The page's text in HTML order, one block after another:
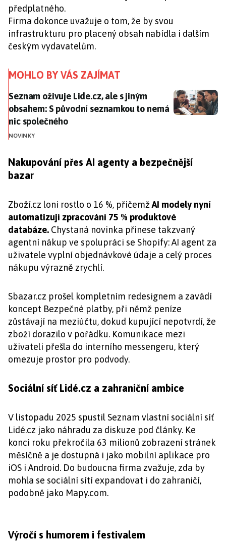
předplatného.
Firma dokonce uvažuje o tom, že by svou
infrastrukturu pro placený obsah nabídla i dalším
českým vydavatelům.
MOHLO BY VÁS ZAJÍMAT
Seznam oživuje Lide.cz, ale s jiným obsahem: S
Seznam oživuje Lide.cz, ale s jiným
obsahem: S původní seznamkou to nemá
nic společného
NOVINKY
Nakupování přes AI agenty a bezpečnější
bazar
Zboží.cz loni rostlo o 16 %, přičemžAI modely nyní
automatizují zpracování 75 % produktové
databáze. Chystaná novinka přinese takzvaný
agentní nákup ve spolupráci se Shopify: AI agent za
uživatele vyplní objednávkové údaje a celý proces
nákupu výrazně zrychlí.
Sbazar.cz prošel kompletním redesignem a zavádí
koncept Bezpečné platby, při němž peníze
zůstávají na meziúčtu, dokud kupující nepotvrdí, že
zboží dorazilo v pořádku. Komunikace mezi
uživateli přešla do interního messengeru, který
omezuje prostor pro podvody.
Sociální síť Lidé.cz a zahraniční ambice
V listopadu 2025 spustil Seznam vlastní sociální síť
Lidé.cz jako náhradu za diskuze pod články. Ke
konci roku překročila 63 milionů zobrazení stránek
měsíčně a je dostupná i jako mobilní aplikace pro
iOS i Android. Do budoucna firma zvažuje, zda by
mohla se sociální sítí expandovat i do zahraničí,
podobně jako Mapy.com.
Výročí s humorem i festivalem